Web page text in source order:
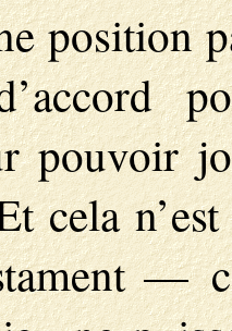
position
pouvoir
cela
—